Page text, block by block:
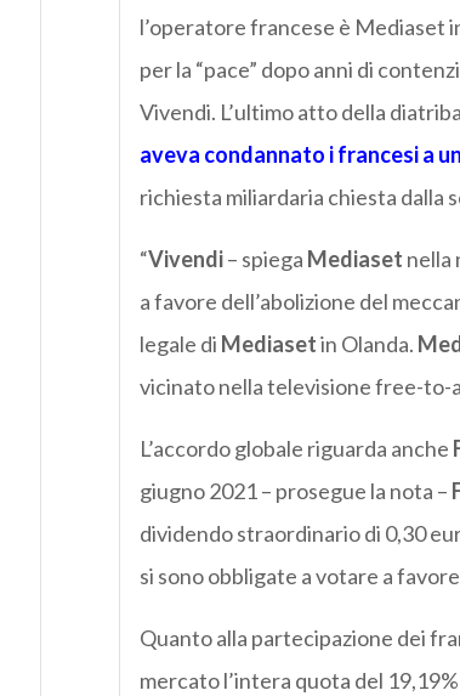
l’operatore francese è Mediaset
per la “pace” dopo anni di
Vivendi. L’ultimo atto della
aveva condannato i francesi a
richiesta miliardaria chiesta dalla
“Vivendi– spiega Mediaset nella
a favore dell’abolizione del
legale di Mediasetin Olanda.
vicinato nella televisione free-to-
L’accordo globale riguarda anche
giugno 2021 – prosegue la nota –
dividendo straordinario di 0,30
si sono obbligate a votare a
Quanto alla partecipazione dei
mercato l’intera quota del